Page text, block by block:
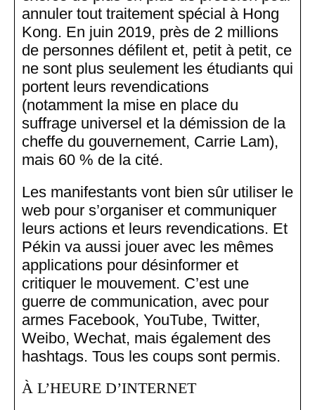
annuler tout traitement spécial à Hong
Kong. En juin 2019, près de 2 millions
de personnes défilent et, petit à petit, ce
ne sont plus seulement les étudiants qui
portent leurs revendications
(notamment la mise en place du
suffrage universel et la démission de la
cheffe du gouvernement, Carrie Lam),
mais 60 % de la cité.
Les manifestants vont bien sûr utiliser le
web pour s’organiser et communiquer
leurs actions et leurs revendications. Et
Pékin va aussi jouer avec les mêmes
applications pour désinformer et
critiquer le mouvement. C’est une
guerre de communication, avec pour
armes Facebook, YouTube, Twitter,
Weibo, Wechat, mais également des
hashtags. Tous les coups sont permis.
À L’HEURE D’INTERNET